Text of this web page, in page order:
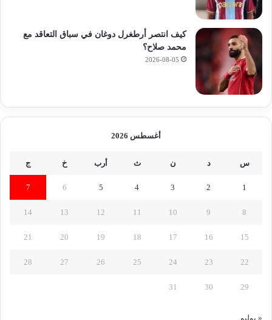
كيف انتصر أرطغرل دوغان في سباق التعاقد مع
محمد صلاح؟
2026-08-05
أغسطس 2026
س د ن ث أرب خ ج
1
2
3
4
5
6
7
8
9
10
11
12
13
14
15
16
17
18
19
20
21
22
23
24
25
26
27
28
29
30
31
« يوليو